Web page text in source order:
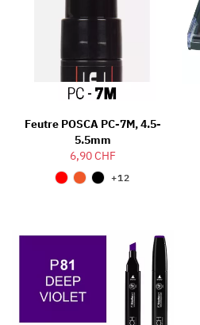
Feutre POSCA PC-7M, 4.5-
5.5mm
6,90 CHF
+12